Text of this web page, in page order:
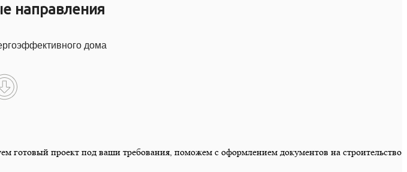
направления
дома
проект под ваши требования, поможем с оформлением документов на строительство